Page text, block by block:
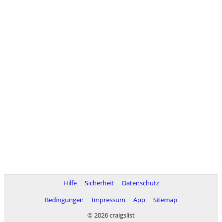
Hilfe Sicherheit
Datenschutz
Bedingungen
Impressum App
Sitemap
© 2026 craigslist